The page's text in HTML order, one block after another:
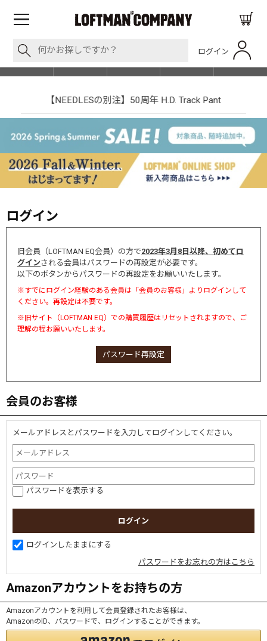
ログイン
SHOP LIST
【NEEDLESの別注】50周年 H.D. Track Pant
ログイン
旧会員（LOFTMAN EQ会員）の方で2023年3月8日以降、初めてロ
グインされる会員はパスワードの再設定が必要です。
以下のボタンからパスワードの再設定をお願いいたします。
※すでにログイン経験のある会員は「会員のお客様」よりログインして
ください。再設定は不要です。
※旧サイト（LOFTMAN EQ）での購買履歴はリセットされますので、ご
理解の程お願いいたします。
パスワード再設定
会員のお客様
メールアドレスとパスワードを入力してログインしてください。
パスワードを表示する
ログインしたままにする
パスワードをお忘れの方はこちら
Amazonアカウントをお持ちの方
Amazonアカウントを利用して会員登録されたお客様は、
AmazonのID、パスワードで、ログインすることができます。